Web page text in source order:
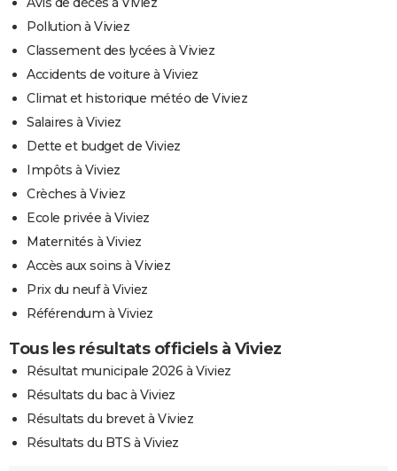
Pollution à Viviez
Classement des lycées à Viviez
Accidents de voiture à Viviez
Climat et historique météo de Viviez
Salaires à Viviez
Dette et budget de Viviez
Impôts à Viviez
Crèches à Viviez
Ecole privée à Viviez
Maternités à Viviez
Accès aux soins à Viviez
Prix du neuf à Viviez
Référendum à Viviez
Tous les résultats officiels à Viviez
Résultat municipale 2026 à Viviez
Résultats du bac à Viviez
Résultats du brevet à Viviez
Résultats du BTS à Viviez